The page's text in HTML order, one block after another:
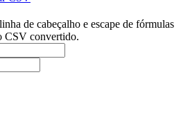
de cabeçalho e escape de fórmulas
CSV convertido.